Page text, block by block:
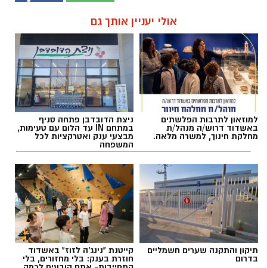
אולי יעניין אותך גם
למוזאון לתרבות הפלשתים
באשדוד דרוש/ה מנהל/ת
מחלקת חינוך, למשרה מלאה.
ניצת הדובדבן פתחה סניף
במתחם IN עד הלום עם טעימות,
מבצעי ענק ואטרקציות לכל
המשפחה
תיקון והתקנה שערים חשמליים
בדרום
קייטנת "נינג'ה לזוז" באשדוד
חוזרת בענק: בלי מחזורים, בלי